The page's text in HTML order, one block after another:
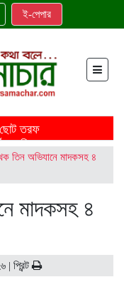
ই-পেপার
ছোট তরফ
নাগলিঙ্গম গাছ:
বিশ্বে বাংলাদেশের
মেয়ের বিয়ের
তিন অভিযানে মাদকসহ ৪
মাদকসহ ৪
| প্রিন্ট